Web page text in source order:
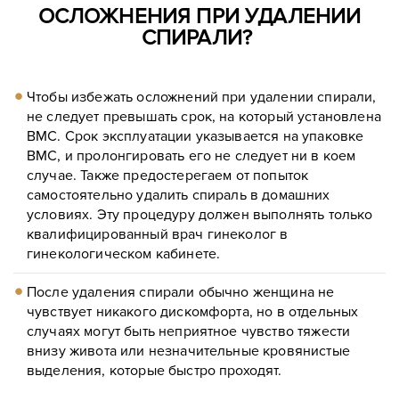
ОСЛОЖНЕНИЯ ПРИ УДАЛЕНИИ
СПИРАЛИ?
Чтобы избежать осложнений при удалении спирали,
не следует превышать срок, на который установлена
ВМС. Срок эксплуатации указывается на упаковке
ВМС, и пролонгировать его не следует ни в коем
случае.Также предостерегаем от попыток
самостоятельно удалить спираль в домашних
условиях. Эту процедуру должен выполнять только
квалифицированный врач гинеколог в
гинекологическом кабинете.
После удаления спирали обычно женщина не
чувствует никакого дискомфорта, но в отдельных
случаях могут быть неприятное чувство тяжести
внизу живота или незначительные кровянистые
выделения, которые быстро проходят.